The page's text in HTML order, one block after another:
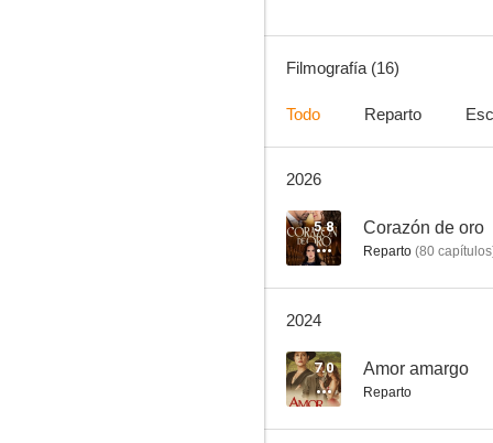
--
Filmografía (16)
Todo Reparto
2026
5.8 Corazón de oro
Reparto (80 capítulos
2024
7.0 Amor amargo
Reparto